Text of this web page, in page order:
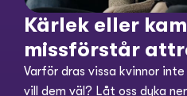
Kärlek eller
missförstår
Varför dras vissa kvinnor
vill dem väl? Låt oss dyka